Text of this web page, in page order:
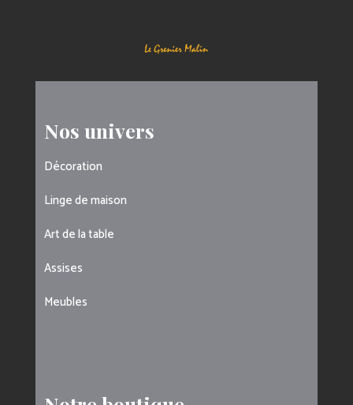
Nos univers
Décoration
Linge de maison
Art de la table
Assises
Meubles